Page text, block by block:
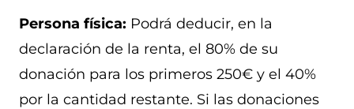
Persona física: Podrá deducir, en la
declaración de la renta, el 80% de su
donación para los primeros 250€ y el 40%
por la cantidad restante. Si las donaciones